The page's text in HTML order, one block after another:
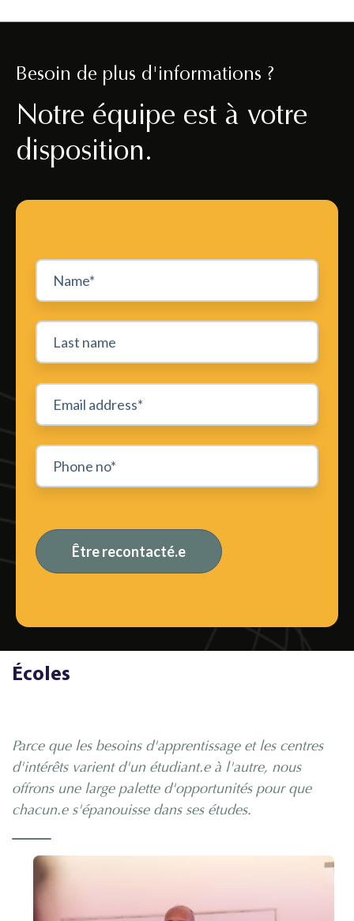
Besoin de plus d'informations ?
Notre équipe est à votre
disposition.
Écoles
Parce que les besoins d'apprentissage et les centres
d'intérêts varient d'un étudiant.e à l'autre, nous
offrons une large palette d'opportunités pour que
chacun.e s'épanouisse dans ses études.